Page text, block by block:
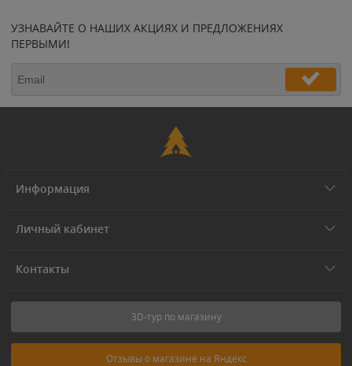
УЗНАВАЙТЕ О НАШИХ АКЦИЯХ И ПРЕДЛОЖЕНИЯХ
ПЕРВЫМИ!
Информация
Личный кабинет
Контакты
3D-тур по магазину
Отзывы о магазине на Яндекс